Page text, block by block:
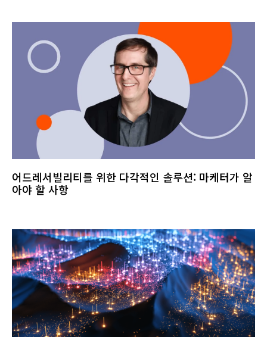
어드레서빌리티를 위한 다각적인 솔루션: 마케터가 알
아야 할 사항